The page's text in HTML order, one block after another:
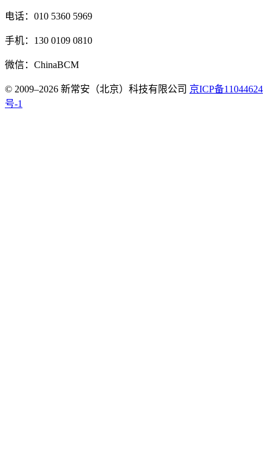
电话：010 5360 5969
手机：130 0109 0810
微信：ChinaBCM
© 2009–2026 新常安（北京）科技有限公司 京ICP备11044624
号-1